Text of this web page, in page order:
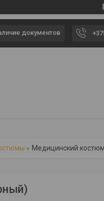
документов
Медицинский